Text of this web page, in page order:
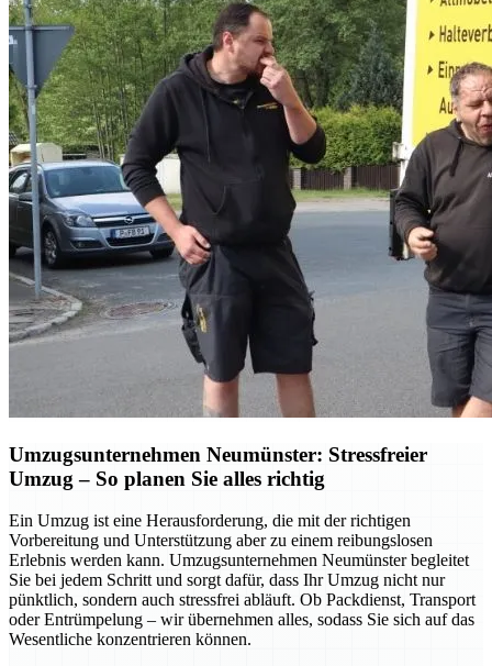
Umzugsunternehmen Neumünster: Stressfreier
Umzug – So planen Sie alles richtig
Ein Umzug ist eine Herausforderung, die mit der richtigen
Vorbereitung und Unterstützung aber zu einem reibungslosen
Erlebnis werden kann. Umzugsunternehmen Neumünster begleitet
Sie bei jedem Schritt und sorgt dafür, dass Ihr Umzug nicht nur
pünktlich, sondern auch stressfrei abläuft. Ob Packdienst, Transport
oder Entrümpelung – wir übernehmen alles, sodass Sie sich auf das
Wesentliche konzentrieren können.